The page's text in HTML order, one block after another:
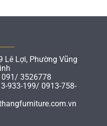
Lê Lợi, Phường Vũng
3526778
933-199/ 0913-758-